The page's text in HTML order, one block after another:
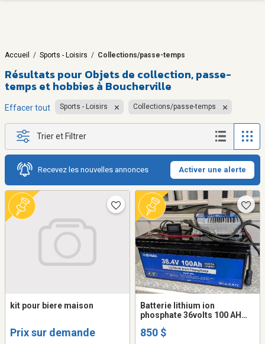
Accueil / Sports - Loisirs / Collections/passe-temps
Résultats pour Objets de collection, passe-
temps et hobbies à Boucherville
Effacer tout Sports - Loisirs Collections/passe-temps
Trier et Filtrer
Recevez les nouvelles annonces Activer une alerte
kit pour biere maison
Prix sur demande
Batterie lithium ion
phosphate 36volts 100 AH
850 $